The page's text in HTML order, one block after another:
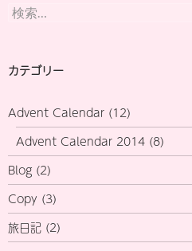
検
索:
カテゴリー
Advent Calendar (12)
Advent Calendar 2014 (8)
Blog (2)
Copy (3)
旅日記 (2)